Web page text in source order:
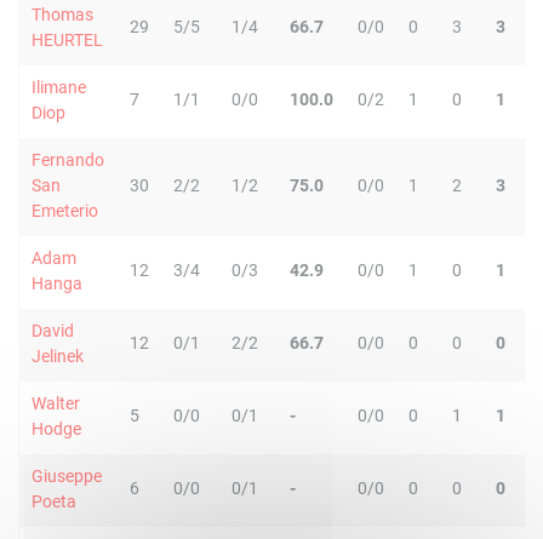
Thomas
HEURTEL
29 5/5 1/4 66.7 0/0 0 3 3
Ilimane
Diop
7 1/1 0/0 100.0 0/2 1 0 1
Fernando
San
Emeterio
30 2/2 1/2 75.0 0/0 1 2 3
Adam
Hanga
12 3/4 0/3 42.9 0/0 1 0 1
David
Jelinek
12 0/1 2/2 66.7 0/0 0 0 0
Walter
Hodge
5 0/0 0/1 - 0/0 0 1 1
Giuseppe
Poeta
6 0/0 0/1 - 0/0 0 0 0